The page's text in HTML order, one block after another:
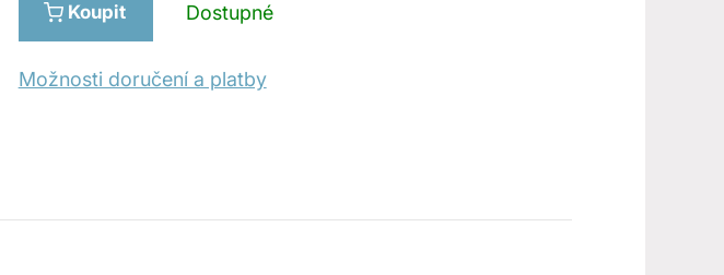
Koupit Dostupné
Možnosti doručení a platby